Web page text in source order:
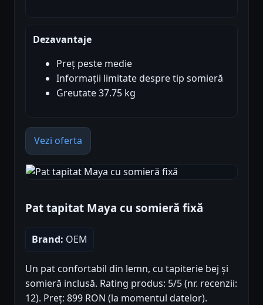
Dezavantaje
Preț peste medie
Informații limitate despre tip somieră
Greutate 37.75 kg
Vezi oferta
Pat tapitat Maya cu somieră fixă
Brand: OEM
Un pat confortabil din lemn, cu tapiterie bej și
somieră inclusă. Rating produs: 5/5 (nr. recenzii:
12). Preț: 899 RON (la momentul datelor).